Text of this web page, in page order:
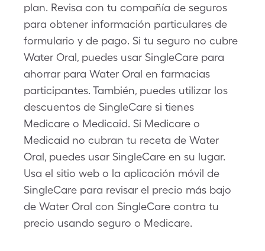
plan. Revisa con tu compañía de seguros
para obtener información particulares de
formulario y de pago. Si tu seguro no cubre
Water Oral, puedes usar SingleCare para
ahorrar para Water Oral en farmacias
participantes. También, puedes utilizar los
descuentos de SingleCare si tienes
Medicare o Medicaid. Si Medicare o
Medicaid no cubran tu receta de Water
Oral, puedes usar SingleCare en su lugar.
Usa el sitio web o la aplicación móvil de
SingleCare para revisar el precio más bajo
de Water Oral con SingleCare contra tu
precio usando seguro o Medicare.